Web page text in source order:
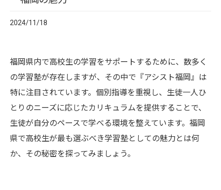
2024/11/18
福岡県内で高校生の学習をサポートするために、数多く
の学習塾が存在しますが、その中で『アシスト福岡』は
特に注目されています。個別指導を重視し、生徒一人ひ
とりのニーズに応じたカリキュラムを提供することで、
生徒が自分のペースで学べる環境を整えています。福岡
県で高校生が最も選ぶべき学習塾としての魅力とは何
か、その秘密を探ってみましょう。